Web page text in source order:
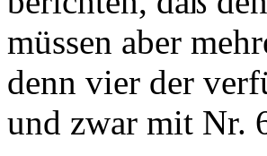
müssen aber
denn vier der
und zwar mit Nr.